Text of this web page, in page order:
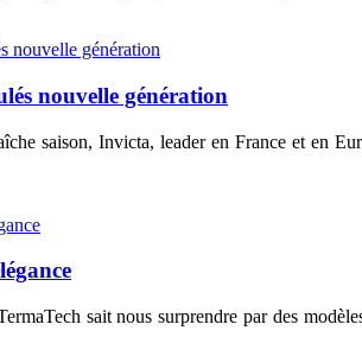
nouvelle génération
saison, Invicta, leader en France et en
sait nous surprendre par des